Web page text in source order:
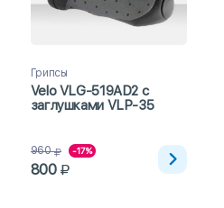
Грипсы
Velo VLG-519AD2 с
заглушками VLP-35
960 -17%
800